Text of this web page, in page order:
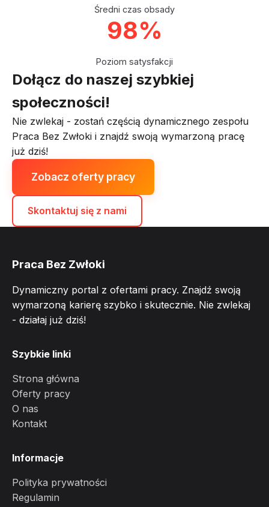
Średni czas obsady
98%
Poziom satysfakcji
Dołącz do naszej szybkiej
społeczności!
Nie zwlekaj - zostań częścią dynamicznego zespołu
Praca Bez Zwłoki i znajdź swoją wymarzoną pracę
już dziś!
Zobacz oferty pracy
Skontaktuj się z nami
Praca Bez Zwłoki
Dynamiczny portal z ofertami pracy. Znajdź swoją
wymarzoną karierę szybko i skutecznie. Nie zwlekaj
- działaj już dziś!
Szybkie linki
Strona główna
Oferty pracy
O nas
Kontakt
Informacje
Polityka prywatności
Regulamin